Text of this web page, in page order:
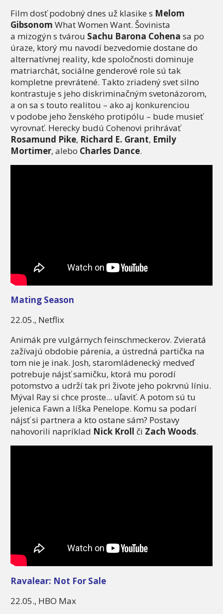
Film dosť podobný dnes už klasike s Melom
Gibsonom What Women Want. Šovinista
a mizogýn s tvárou Sachu Barona Cohena sa po
úraze, ktorý mu navodí bezvedomie dostane do
alternatívnej reality, kde spoločnosti dominuje
matriarchát, sociálne genderové role sú tak
kompletne prevrátené. Takto zriadený svet silno
kontrastuje s jeho diskriminačným svetonázorom,
a on sa s touto realitou – ako aj konkurenciou
v podobe jeho ženského protipólu – bude musieť
vyrovnať. Herecky budú Cohenovi prihrávať
Rosamund Pike, Richard E. Grant, Emily
Mortimer, alebo Charles Dance.
Mating Season
22.05., Netflix
Animák pre vulgárnych feinschmeckerov. Zvieratá
zažívajú obdobie párenia, a ústredná partička na
tom nie je inak. Josh, staromládenecký medveď
potrebuje nájsť samičku, ktorá mu porodí
potomstvo a udrží tak pri živote jeho pokrvnú líniu.
Mýval Ray si chce proste... uľaviť. A potom sú tu
jelenica Fawn a líška Penelope. Komu sa podarí
nájsť si partnera a kto ostane sám? Postavy
nahovorili napríklad Nick Kroll či Zach Woods.
Ravalear: Not For Sale
22.05., HBO Max